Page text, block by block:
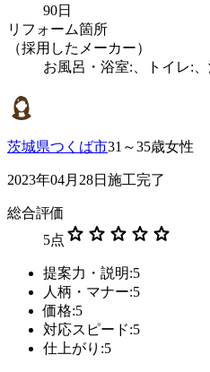
90日
リフォーム箇所
（採用したメーカー）
お風呂・浴室:、トイレ:
茨城県つくば市31～35歳女性
2023年04月28日施工完了
総合評価
5点 star star star star star
提案力・説明:5
人柄・マナー:5
価格:5
対応スピード:5
仕上がり:5